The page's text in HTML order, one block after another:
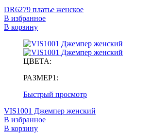
DR6279 платье женское
В избранное
В корзину
ЦВЕТА:
РАЗМЕР1:
Быстрый просмотр
VIS1001 Джемпер женский
В избранное
В корзину